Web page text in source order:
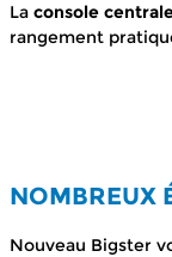
La console
rangement
NOMBREUX
Nouveau Bigster